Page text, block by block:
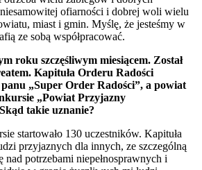
ofiarności i dobrej woli wielu
miast i gmin. Myślę, że jesteśmy w
ze sobą współpracować.
roku szczęśliwym miesiącem. Został
Kapituła Orderu Radości
„Super Order Radości”, a powiat
„Powiat Przyjazny
takie uznanie?
startowało 130 uczestników. Kapituła
przyjaznych dla innych, ze szczególną
nad potrzebami niepełnosprawnych i